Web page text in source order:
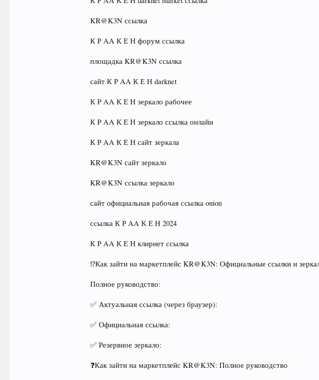
KR@K3N ссылка
К Р AA К Е Н форум ссылка
площадка KR@K3N ссылка
сайт К Р AA К Е Н darknet
К Р AA К Е Н зеркало рабочее
К Р AA К Е Н зеркало ссылка онлайн
К Р AA К Е Н сайт зеркала
KR@K3N сайт зеркало
KR@K3N ссылка зеркало
сайт официальная рабочая ссылка onion
ссылка К Р AA К Е Н 2024
К Р AA К Е Н клирнет ссылка
⁉Как зайти на маркетплейс KR@K3N: Официальные ссылки и
Полное руководство:
✅ Актуальная ссылка (через браузер):
✅ Официальная ссылка:
✅ Резервное зеркало:
❓Как зайти на маркетплейс KR@K3N: Полное руководство